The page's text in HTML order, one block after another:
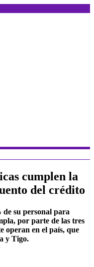
cumplen la
del crédito
su personal para
por parte de las tres
operan en el país, que
y Tigo.